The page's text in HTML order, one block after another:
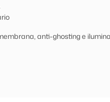
anti-ghosting e